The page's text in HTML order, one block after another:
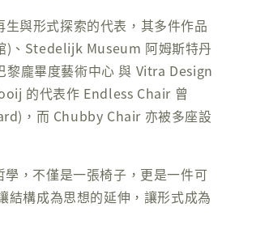
與形式探索的代表，其多件作品
)、Stedelijk Museum 阿姆斯特丹
龐畢度藝術中心 與 Vitra Design
的代表作 Endless Chair 曾
，而 Chubby Chair 亦被多座設
，不僅是一張椅子，更是一件可
結構成為思想的延伸，讓形式成為